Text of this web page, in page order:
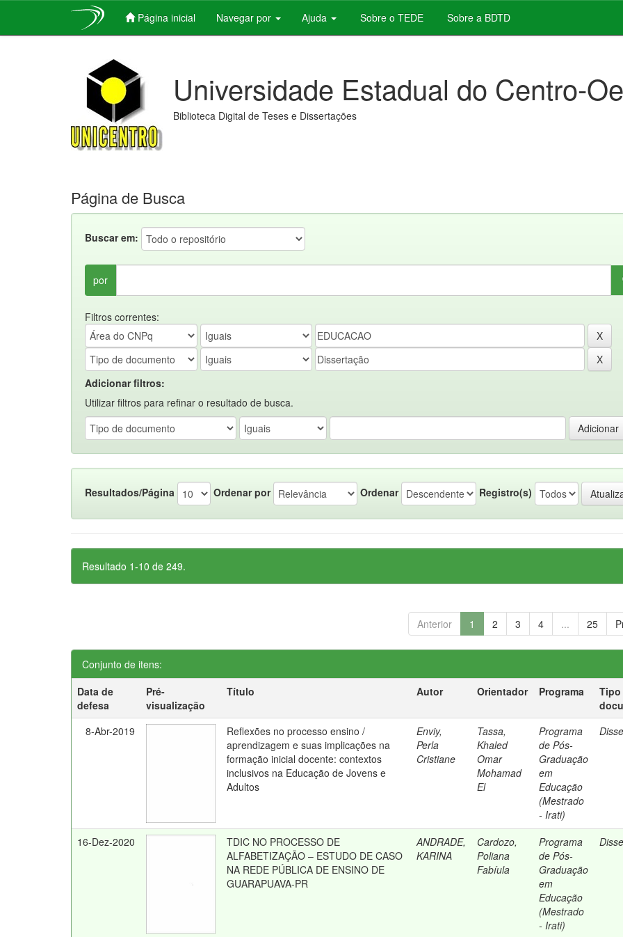
Página inicial Navegar por Ajuda Sobre o TEDE Sobre a BDTD
Universidade Estadual do Centro-
Biblioteca Digital de Teses e Dissertações
Página de Busca
Buscar em:
por
Filtros correntes:
Adicionar filtros:
Utilizar filtros para refinar o resultado de busca.
Resultados/Página Ordenar por Ordenar Registro(s)
Resultado 1-10 de 249.
Anterior 1 2 3 4 ... 25
Conjunto de itens:
Data de
defesa
Pré-
visualização
Título Autor Orientador Programa
Tipo
8-Abr-2019
Reflexões no processo ensino /
aprendizagem e suas implicações na
formação inicial docente: contextos
inclusivos na Educação de Jovens e
Adultos
Enviy,
Perla
Cristiane
Tassa,
Khaled
Omar
Mohamad
El
Programa
de Pós-
Graduação
em
Educação
(Mestrado
- Irati)
16-Dez-2020
TDIC NO PROCESSO DE
ALFABETIZAÇÃO – ESTUDO DE CASO
NA REDE PÚBLICA DE ENSINO DE
GUARAPUAVA-PR
ANDRADE,
KARINA
Cardozo,
Poliana
Fabíula
Programa
de Pós-
Graduação
em
Educação
(Mestrado
- Irati)